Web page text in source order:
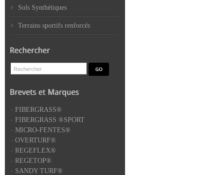
Sols Synthétiques
Terrains sportifs renforcés
- FIBERGRASS®
- FIBERGRASS ®SPORT
- MICRO-FENTES®
- OVERTURF®
- REGEFLEX®
- REGETOP®
- SANDY TURF®